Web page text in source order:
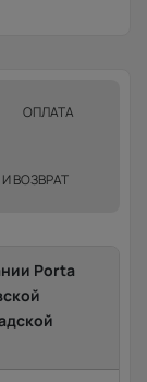
ОПЛАТА
ВОЗВРАТ
Porta